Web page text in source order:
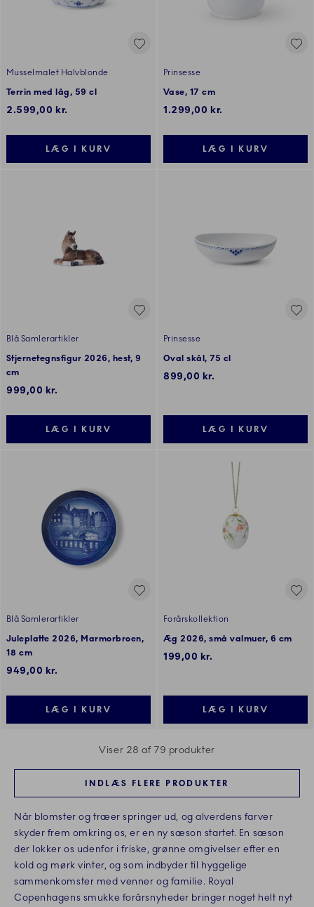
Musselmalet Halvblonde
Terrin med låg, 59 cl
2.599,00 kr.
LÆG I KURV
Prinsesse
Vase, 17 cm
1.299,00 kr.
LÆG I KURV
Blå Samlerartikler
Stjernetegnsfigur 2026, hest, 9
cm
999,00 kr.
LÆG I KURV
Prinsesse
Oval skål, 75 cl
899,00 kr.
LÆG I KURV
Blå Samlerartikler
Juleplatte 2026, Marmorbroen,
18 cm
949,00 kr.
LÆG I KURV
Forårskollektion
Æg 2026, små valmuer, 6 cm
199,00 kr.
LÆG I KURV
Viser 28 af 79 produkter
INDLÆS FLERE PRODUKTER
Når blomster og træer springer ud, og alverdens farver
skyder frem omkring os, er en ny sæson startet. En sæson
der lokker os udenfor i friske, grønne omgivelser efter en
kold og mørk vinter, og som indbyder til hyggelige
sammenkomster med venner og familie. Royal
Copenhagens smukke forårsnyheder bringer noget helt nyt